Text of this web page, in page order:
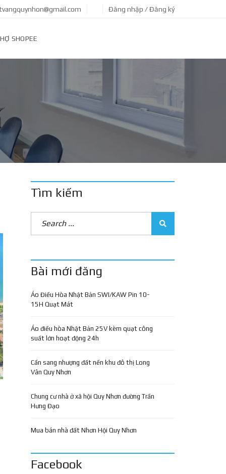
Đăng nhập / Đăng ký
SHOPEE
Tìm kiếm
Bài mới đăng
Áo Điều Hòa Nhật Bản SWI/KAW Pin 10-
15H Quạt Mát
Áo điều hòa Nhật Bản 25V kèm quạt công
suất lớn hoạt động 24h
Cần sang nhượng đất nền khu đô thị Long
Vân Quy Nhơn
Chung cư nhà ở xã hội Quy Nhơn đường Trần
Hưng Đạo
Mua bán nhà đất Nhơn Hội Quy Nhơn
Facebook